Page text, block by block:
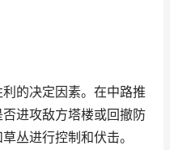
的决定因素。在中路推
进攻敌方塔楼或回撤防
丛进行控制和伏击。